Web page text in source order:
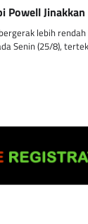
Powell
lebih
Senin (25/8),